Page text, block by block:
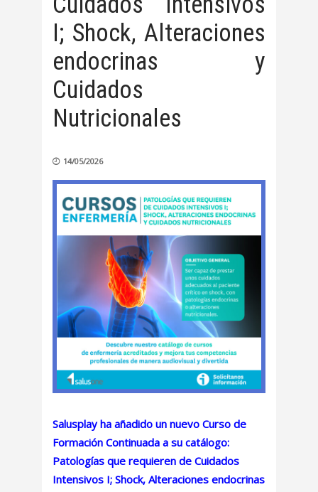
I; Shock, Alteraciones
endocrinas y
Cuidados
Nutricionales
14/05/2026
Salusplay ha añadido un nuevo Curso de
Formación Continuada a su catálogo:
Patologías que requieren de Cuidados
Intensivos I; Shock, Alteraciones endocrinas